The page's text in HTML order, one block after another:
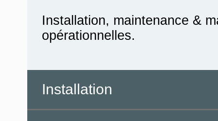
Installation, maintenance &
opérationnelles.
Installation